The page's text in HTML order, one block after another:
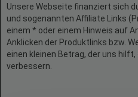
Unsere Webseite finanziert sich
und sogenannten Affiliate Links
einem * oder einem Hinweis auf
Anklicken der Produktlinks bzw.
einen kleinen Betrag, der uns
verbessern.